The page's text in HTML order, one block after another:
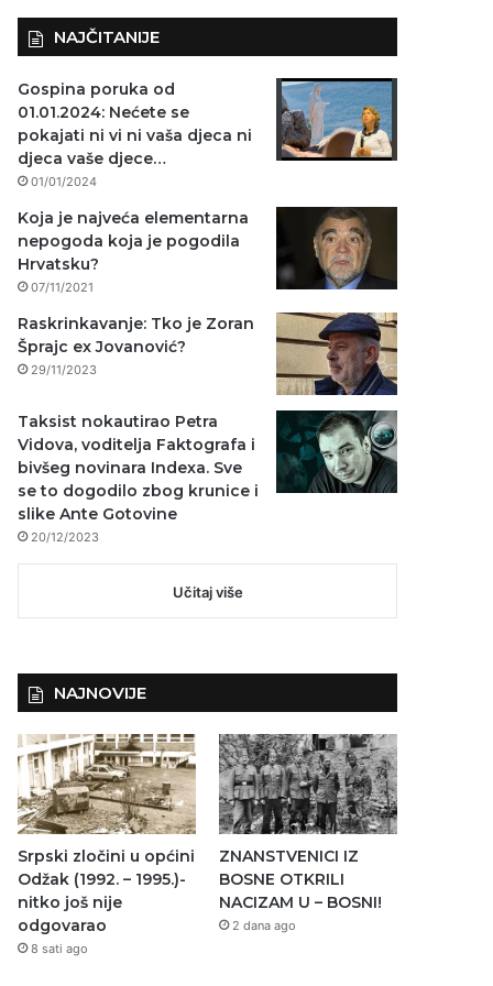
NAJČITANIJE
Gospina poruka od
01.01.2024: Nećete se
pokajati ni vi ni vaša djeca ni
djeca vaše djece…
01/01/2024
Koja je najveća elementarna
nepogoda koja je pogodila
Hrvatsku?
07/11/2021
Raskrinkavanje: Tko je Zoran
Šprajc ex Jovanović?
29/11/2023
Taksist nokautirao Petra
Vidova, voditelja Faktografa i
bivšeg novinara Indexa. Sve
se to dogodilo zbog krunice i
slike Ante Gotovine
20/12/2023
Učitaj više
NAJNOVIJE
Srpski zločini u općini
Odžak (1992. – 1995.)-
nitko još nije
odgovarao
8 sati ago
ZNANSTVENICI IZ
BOSNE OTKRILI
NACIZAM U – BOSNI!
2 dana ago